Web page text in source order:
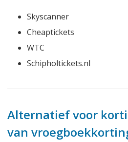
Skyscanner
Cheaptickets
WTC
Schipholtickets.nl
Alternatief voor
van